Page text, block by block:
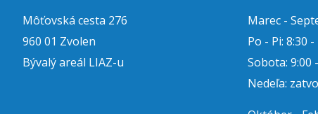
Môťovská cesta 276
960 01 Zvolen
Bývalý areál LIAZ-u
Marec -
Po - Pi: 8:30 -
Sobota: 9:00
Nedeľa: